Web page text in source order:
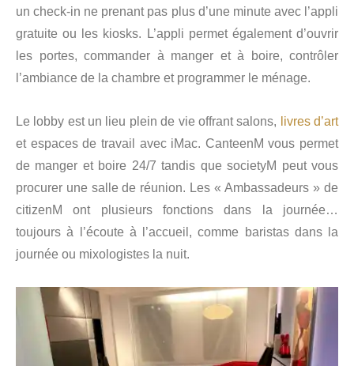
un check-in ne prenant pas plus d’une minute avec l’appli
gratuite ou les kiosks. L’appli permet également d’ouvrir
les portes, commander à manger et à boire, contrôler
l’ambiance de la chambre et programmer le ménage.
Le lobby est un lieu plein de vie offrant salons, livres d’art
et espaces de travail avec iMac. CanteenM vous permet
de manger et boire 24/7 tandis que societyM peut vous
procurer une salle de réunion. Les « Ambassadeurs » de
citizenM ont plusieurs fonctions dans la journée…
toujours à l’écoute à l’accueil, comme baristas dans la
journée ou mixologistes la nuit.